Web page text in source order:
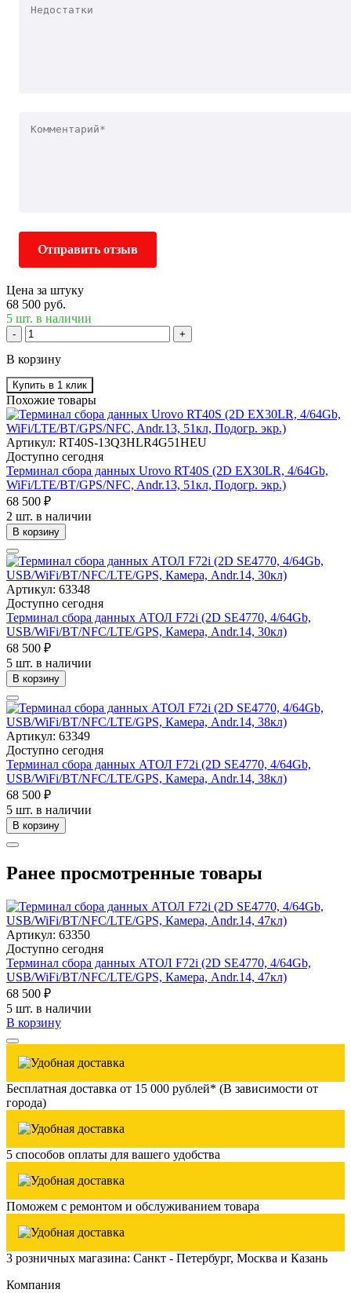
Отправить отзыв
Цена за штуку
68 500 руб.
5 шт. в наличии
- +
В корзину
Купить в 1 клик
Похожие товары
Артикул: RT40S-13Q3HLR4G51HEU
Доступно сегодня
Терминал сбора данных Urovo RT40S (2D EX30LR, 4/64Gb,
WiFi/LTE/BT/GPS/NFC, Andr.13, 51кл, Подогр. экр.)
68 500 ₽
2 шт. в наличии
В корзину
Артикул: 63348
Доступно сегодня
Терминал сбора данных АТОЛ F72i (2D SE4770, 4/64Gb,
USB/WiFi/BT/NFC/LTE/GPS, Камера, Andr.14, 30кл)
68 500 ₽
5 шт. в наличии
В корзину
Артикул: 63349
Доступно сегодня
Терминал сбора данных АТОЛ F72i (2D SE4770, 4/64Gb,
USB/WiFi/BT/NFC/LTE/GPS, Камера, Andr.14, 38кл)
68 500 ₽
5 шт. в наличии
В корзину
Ранее просмотренные товары
Артикул: 63350
Доступно сегодня
Терминал сбора данных АТОЛ F72i (2D SE4770, 4/64Gb,
USB/WiFi/BT/NFC/LTE/GPS, Камера, Andr.14, 47кл)
68 500 ₽
5 шт. в наличии
В корзину
Бесплатная доставка от 15 000 рублей* (В зависимости от
города)
5 способов оплаты для вашего удобства
Поможем с ремонтом и обслуживанием товара
3 розничных магазина: Санкт - Петербург, Москва и Казань
Компания